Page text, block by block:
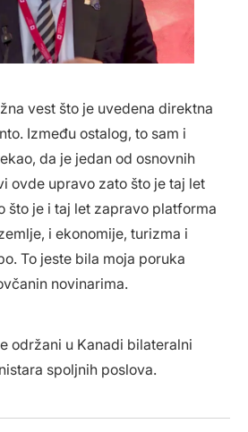
vest što je uvedena direktna
Između ostalog, to sam i
da je jedan od osnovnih
ovde upravo zato što je taj let
što je i taj let zapravo platforma
i ekonomije, turizma i
To jeste bila moja poruka
novinarima.
održani u Kanadi bilateralni
spoljnih poslova.